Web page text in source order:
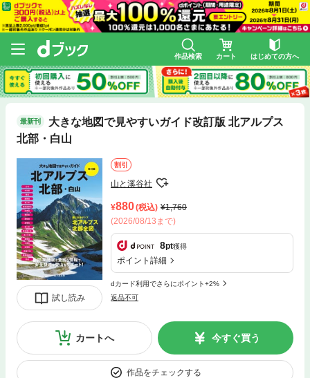
作品検索 カート はじめての方へ
最新刊
大きな地図で見やすいガイド改訂版 北アルプス
北部・白山
試し読み
割引
山と溪谷社
880(税込)
1,760
(2026/08/13まで)
8pt獲得
ポイント詳細
dカード利用でさらにポイント+2%
返品不可
カートへ 今すぐ買う
作品をチェックする